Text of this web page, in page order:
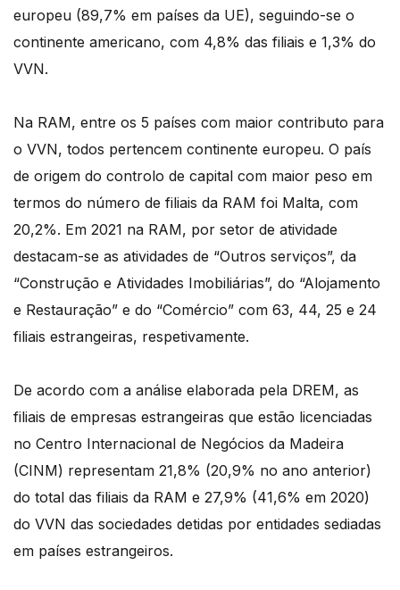
europeu (89,7% em países da UE), seguindo-se o
continente americano, com 4,8% das filiais e 1,3% do
VVN.
Na RAM, entre os 5 países com maior contributo para
o VVN, todos pertencem continente europeu. O país
de origem do controlo de capital com maior peso em
termos do número de filiais da RAM foi Malta, com
20,2%. Em 2021 na RAM, por setor de atividade
destacam-se as atividades de “Outros serviços”, da
“Construção e Atividades Imobiliárias”, do “Alojamento
e Restauração” e do “Comércio” com 63, 44, 25 e 24
filiais estrangeiras, respetivamente.
De acordo com a análise elaborada pela DREM, as
filiais de empresas estrangeiras que estão licenciadas
no Centro Internacional de Negócios da Madeira
(CINM) representam 21,8% (20,9% no ano anterior)
do total das filiais da RAM e 27,9% (41,6% em 2020)
do VVN das sociedades detidas por entidades sediadas
em países estrangeiros.